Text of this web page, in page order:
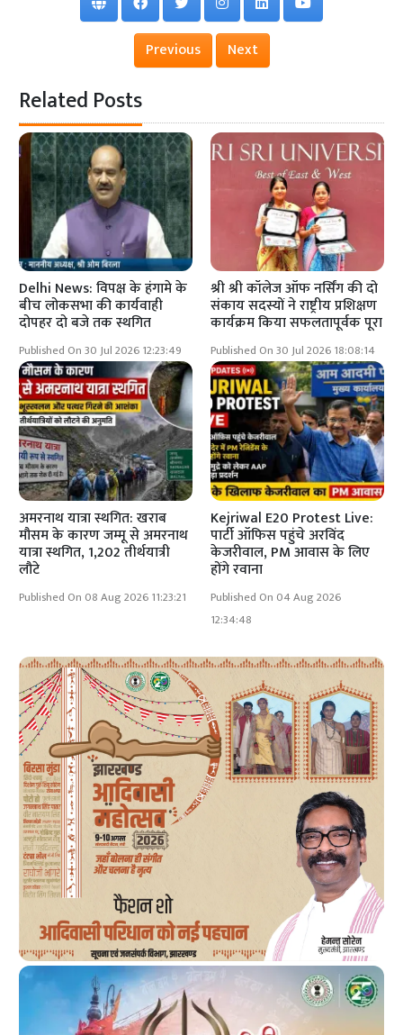
Previous Next
Related Posts
Delhi News: विपक्ष के हंगामे के
बीच लोकसभा की कार्यवाही
दोपहर दो बजे तक स्थगित
Published On 30 Jul 2026 12:23:49
श्री श्री कॉलेज ऑफ नर्सिंग की दो
संकाय सदस्यों ने राष्ट्रीय प्रशिक्षण
कार्यक्रम किया सफलतापूर्वक पूरा
Published On 30 Jul 2026 18:08:14
अमरनाथ यात्रा स्थगित: खराब
मौसम के कारण जम्मू से अमरनाथ
यात्रा स्थगित, 1,202 तीर्थयात्री
लौटे
Published On 08 Aug 2026 11:23:21
Kejriwal E20 Protest Live:
पार्टी ऑफिस पहुंचे अरविंद
केजरीवाल, PM आवास के लिए
होंगे रवाना
Published On 04 Aug 2026
12:34:48